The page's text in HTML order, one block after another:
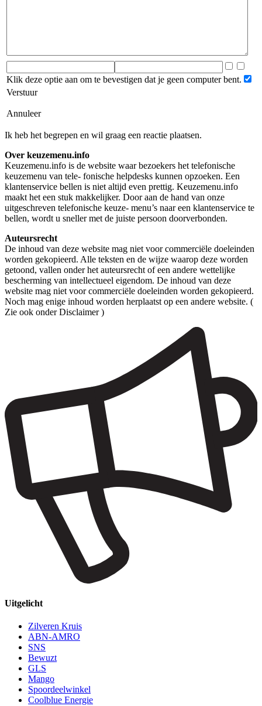
Klik deze optie aan om te bevestigen dat je geen computer bent.
Verstuur
Annuleer
Ik heb het begrepen en wil graag een reactie plaatsen.
Over keuzemenu.info
Keuzemenu.info is de website waar bezoekers het telefonische
keuzemenu van tele- fonische helpdesks kunnen opzoeken. Een
klantenservice bellen is niet altijd even prettig. Keuzemenu.info
maakt het een stuk makkelijker. Door aan de hand van onze
uitgeschreven telefonische keuze- menu’s naar een klantenservice te
bellen, wordt u sneller met de juiste persoon doorverbonden.
Auteursrecht
De inhoud van deze website mag niet voor commerciële doeleinden
worden gekopieerd. Alle teksten en de wijze waarop deze worden
getoond, vallen onder het auteursrecht of een andere wettelijke
bescherming van intellectueel eigendom. De inhoud van deze
website mag niet voor commerciële doeleinden worden gekopieerd.
Noch mag enige inhoud worden herplaatst op een andere website. (
Zie ook onder Disclaimer )
Uitgelicht
Zilveren Kruis
ABN-AMRO
SNS
Bewuzt
GLS
Mango
Spoordeelwinkel
Coolblue Energie